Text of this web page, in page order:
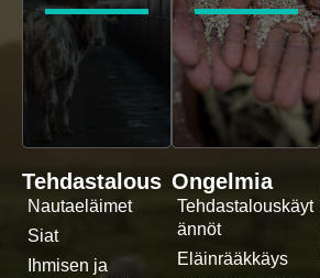
Tehdastalous
Nautaeläimet
Siat
Ihmisen ja
Ongelmia
Tehdastalouskäyt
ännöt
Eläinrääkkäys